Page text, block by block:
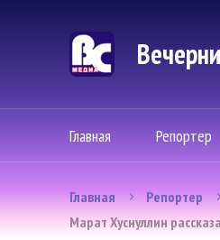
Главная Репортер
Главная
Репортер
Марат Хуснуллин